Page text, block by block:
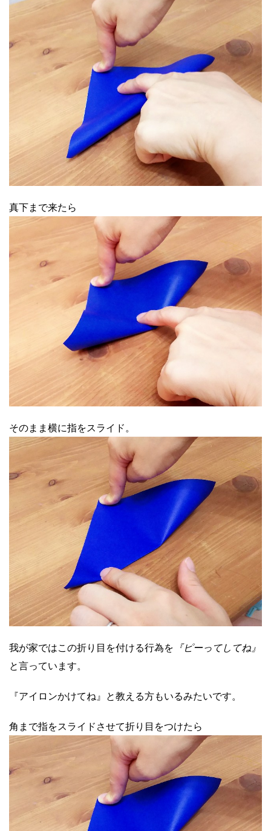
真下まで来たら
そのまま横に指をスライド。
我が家ではこの折り目を付ける行為を 『ピーってしてね』
と言っています。
『アイロンかけてね』と教える方もいるみたいです。
角まで指をスライドさせて折り目をつけたら